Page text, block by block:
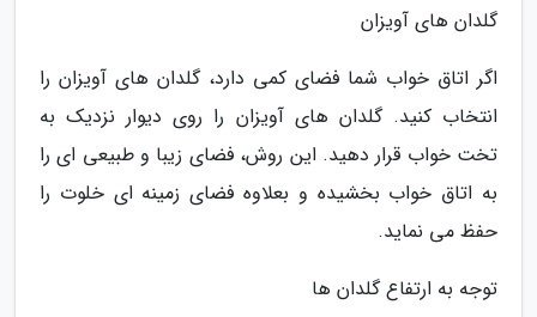
گلدان های آویزان
اگر اتاق خواب شما فضای کمی دارد، گلدان های آویزان را
انتخاب کنید. گلدان های آویزان را روی دیوار نزدیک به
تخت خواب قرار دهید. این روش، فضای زیبا و طبیعی ای را
به اتاق خواب بخشیده و بعلاوه فضای زمینه ای خلوت را
حفظ می نماید.
توجه به ارتفاع گلدان ها